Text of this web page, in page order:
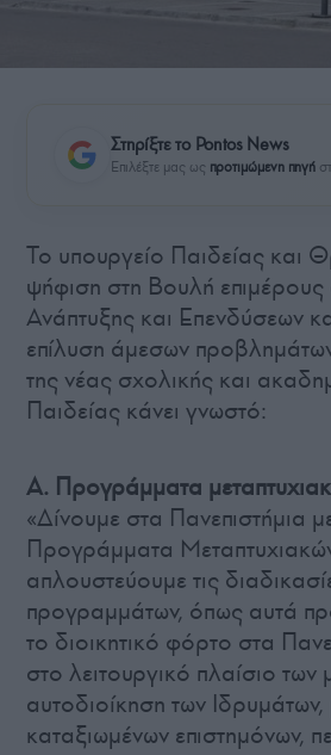
Στηρίξτε το Pontos News
Επιλέξτε μας ως προτιμώμενη πηγή
Το υπουργείο Παιδείας και
ψήφιση στη Βουλή επιμέρους
Ανάπτυξης και Επενδύσεων
επίλυση άμεσων
της νέας σχολικής και
Παιδείας κάνει γνωστό:
Α. Προγράμματα
«Δίνουμε στα Πανεπιστήμια
Προγράμματα
απλουστεύουμε τις
προγραμμάτων, όπως αυτά
το διοικητικό φόρτο στα
στο λειτουργικό πλαίσιο
αυτοδιοίκηση των
καταξιωμένων επιστημόνων,